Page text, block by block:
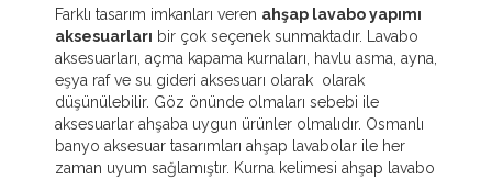
Farklı tasarım imkanları veren ahşap lavabo yapımı
aksesuarları bir çok seçenek sunmaktadır. Lavabo
aksesuarları, açma kapama kurnaları, havlu asma, ayna,
eşya raf ve su gideri aksesuarı olarak olarak
düşünülebilir. Göz önünde olmaları sebebi ile
aksesuarlar ahşaba uygun ürünler olmalıdır. Osmanlı
banyo aksesuar tasarımları ahşap lavabolar ile her
zaman uyum sağlamıştır. Kurna kelimesi ahşap lavabo